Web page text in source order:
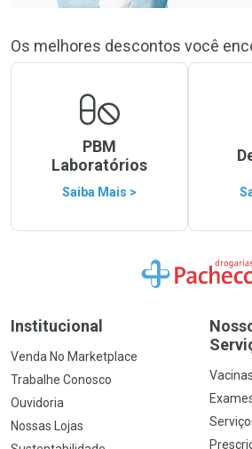
Os melhores descontos você
PBM
Laboratórios
Saiba Mais >
Ir para a Home
Institucional
Venda No Marketplace
Trabalhe Conosco
Ouvidoria
Nossas Lojas
Vacinas